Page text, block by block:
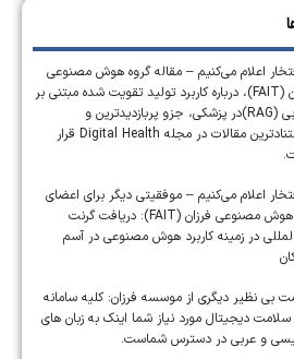
اعلام می‌کنیم – مقاله گروه هوش مصنوعی
فرزان (FAIT)، درباره کاربرد تولید تقویت شده مبتنی بر
بازیابی (RAG)در پزشکی، جزو پربازدیدترین و
پراستنادترین مقالات در مجله Digital Health قرار
اعلام می‌کنیم – موفقیتی دیگر برای اعضای
تیم هوش مصنوعی فرزان (FAIT): دریافت گرنت
در زمینه کاربرد هوش مصنوعی در آسم
بی نظیر دیگری از موسسه فرزان: کلیه سامانه
دیجیتال مورد نیاز شما اینک به زبان های
و عربی در دسترس شماست.